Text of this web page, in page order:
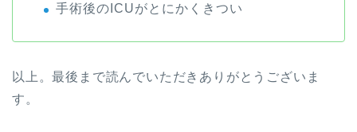
手術後のICUがとにかくきつい
以上。最後まで読んでいただきありがとうございま
す。